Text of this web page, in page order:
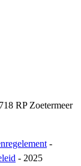
RP Zoetermeer
-
- 2025